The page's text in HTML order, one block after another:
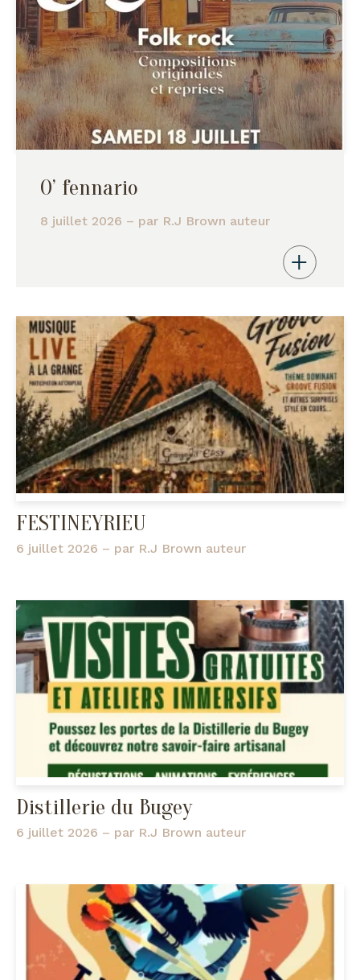
O’ fennario
8 juillet 2026 – par R.J Brown auteur
FESTINEYRIEU
6 juillet 2026 – par R.J Brown auteur
Distillerie du Bugey
6 juillet 2026 – par R.J Brown auteur